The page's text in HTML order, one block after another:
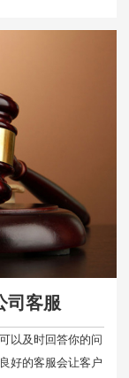
司客服
以及时回答你的问
好的客服会让客户